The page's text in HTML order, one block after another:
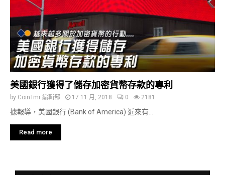
美國銀行獲得了儲存加密貨幣存款的專利
by CoinTmr 編輯部 17 11 月, 2018 0 2181
據報導，美國銀行 (Bank of America) 近來有...
Read more